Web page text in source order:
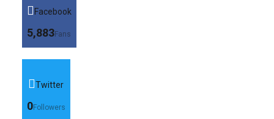
Facebook
5,883Fans
Twitter
0Followers